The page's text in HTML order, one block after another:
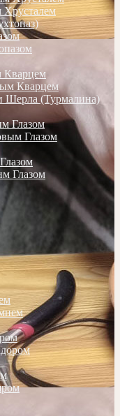
Хрусталем
Кварцем
Кварцем
Шерла (Турмалина)
Глазом
Глазом
Глазом